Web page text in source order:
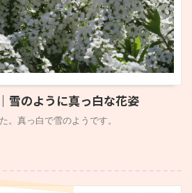
雪のように真っ白な花姿
。真っ白で雪のようです。